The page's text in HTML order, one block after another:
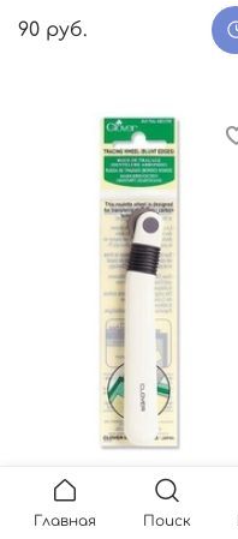
90 руб.
Копир (зазубренные
края) 480/W Clover
Главная Поиск